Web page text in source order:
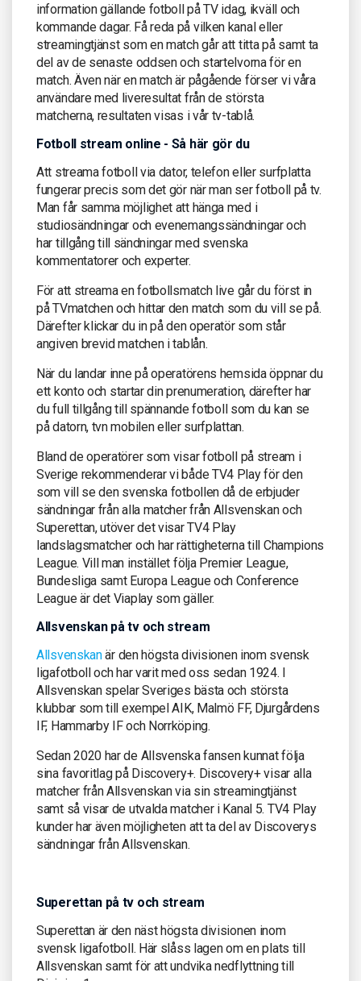
information gällande fotboll på TV idag, ikväll och
kommande dagar. Få reda på vilken kanal eller
streamingtjänst som en match går att titta på samt ta
del av de senaste oddsen och startelvorna för en
match. Även när en match är pågående förser vi våra
användare med liveresultat från de största
matcherna, resultaten visas i vår tv-tablå.
Fotboll stream online - Så här gör du
Att streama fotboll via dator, telefon eller surfplatta
fungerar precis som det gör när man ser fotboll på tv.
Man får samma möjlighet att hänga med i
studiosändningar och evenemangssändningar och
har tillgång till sändningar med svenska
kommentatorer och experter.
För att streama en fotbollsmatch live går du först in
på TVmatchen och hittar den match som du vill se på.
Därefter klickar du in på den operatör som står
angiven brevid matchen i tablån.
När du landar inne på operatörens hemsida öppnar du
ett konto och startar din prenumeration, därefter har
du full tillgång till spännande fotboll som du kan se
på datorn, tvn mobilen eller surfplattan.
Bland de operatörer som visar fotboll på stream i
Sverige rekommenderar vi både TV4 Play för den
som vill se den svenska fotbollen då de erbjuder
sändningar från alla matcher från Allsvenskan och
Superettan, utöver det visar TV4 Play
landslagsmatcher och har rättigheterna till Champions
League. Vill man instället följa Premier League,
Bundesliga samt Europa League och Conference
League är det Viaplay som gäller.
Allsvenskan på tv och stream
Allsvenskanär den högsta divisionen inom svensk
ligafotboll och har varit med oss sedan 1924. I
Allsvenskan spelar Sveriges bästa och största
klubbar som till exempel AIK, Malmö FF, Djurgårdens
IF, Hammarby IF och Norrköping.
Sedan 2020 har de Allsvenska fansen kunnat följa
sina favoritlag på Discovery+. Discovery+ visar alla
matcher från Allsvenskan via sin streamingtjänst
samt så visar de utvalda matcher i Kanal 5. TV4 Play
kunder har även möjligheten att ta del av Discoverys
sändningar från Allsvenskan.
Superettan på tv och stream
Superettan är den näst högsta divisionen inom
svensk ligafotboll. Här slåss lagen om en plats till
Allsvenskan samt för att undvika nedflyttning till